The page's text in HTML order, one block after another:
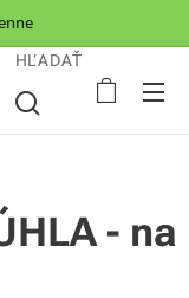
HĽADAŤ
- na